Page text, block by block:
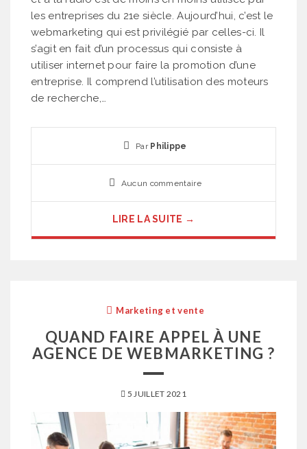
les entreprises du 21e siècle. Aujourd’hui, c’est le
webmarketing qui est privilégié par celles-ci. Il
s’agit en fait d’un processus qui consiste à
utiliser internet pour faire la promotion d’une
entreprise. Il comprend l’utilisation des moteurs
de recherche,…
Par Philippe
Aucun commentaire
LIRE LA SUITE →
Marketing et vente
QUAND FAIRE APPEL À UNE
AGENCE DE WEBMARKETING ?
5 JUILLET 2021